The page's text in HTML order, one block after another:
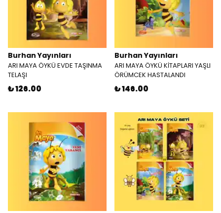
Burhan Yayınları
ARI MAYA ÖYKÜ EVDE TAŞINMA
TELAŞI
₺ 126.00
Burhan Yayınları
ARI MAYA ÖYKÜ KİTAPLARI YAŞLI
ÖRÜMCEK HASTALANDI
₺ 146.00